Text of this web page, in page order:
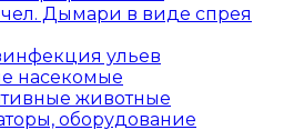
Дымари в виде спрея
ульев
насекомые
животные
оборудование